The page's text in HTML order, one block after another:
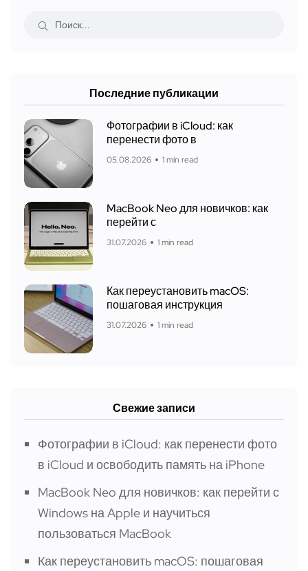
Последние публикации
Фотографии в iCloud: как
перенести фото в
05.08.2026 1 min read
MacBook Neo для новичков: как
перейти с
31.07.2026 1 min read
Как переустановить macOS:
пошаговая инструкция
31.07.2026 1 min read
Свежие записи
Фотографии в iCloud: как перенести фото
в iCloud и освободить память на iPhone
MacBook Neo для новичков: как перейти с
Windows на Apple и научиться
пользоваться MacBook
Как переустановить macOS: пошаговая